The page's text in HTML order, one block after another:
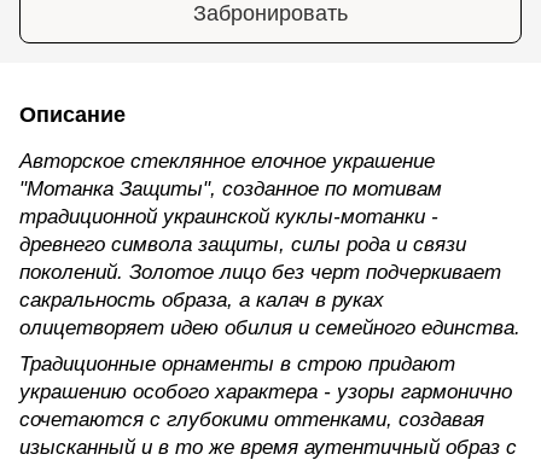
Забронировать
Описание
Авторское стеклянное елочное украшение
"Мотанка Защиты", созданное по мотивам
традиционной украинской куклы-мотанки -
древнего символа защиты, силы рода и связи
поколений. Золотое лицо без черт подчеркивает
сакральность образа, а калач в руках
олицетворяет идею обилия и семейного единства.
Традиционные орнаменты в строю придают
украшению особого характера - узоры гармонично
сочетаются с глубокими оттенками, создавая
изысканный и в то же время аутентичный образ с